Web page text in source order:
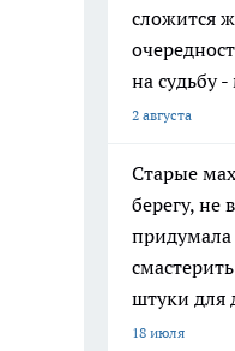
сложится
на судьбу
2 августа
Старые
берегу,
штуки для
18 июля